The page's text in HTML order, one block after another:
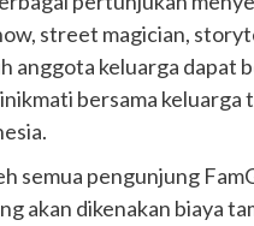
street magician,
anggota keluarga dapat
bersama keluarga
semua pengunjung
akan dikenakan biaya